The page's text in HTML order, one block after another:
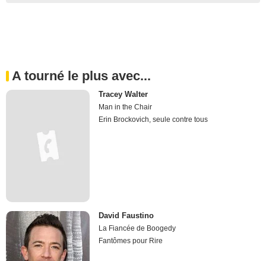
A tourné le plus avec...
Tracey Walter
Man in the Chair
Erin Brockovich, seule contre tous
David Faustino
La Fiancée de Boogedy
Fantômes pour Rire